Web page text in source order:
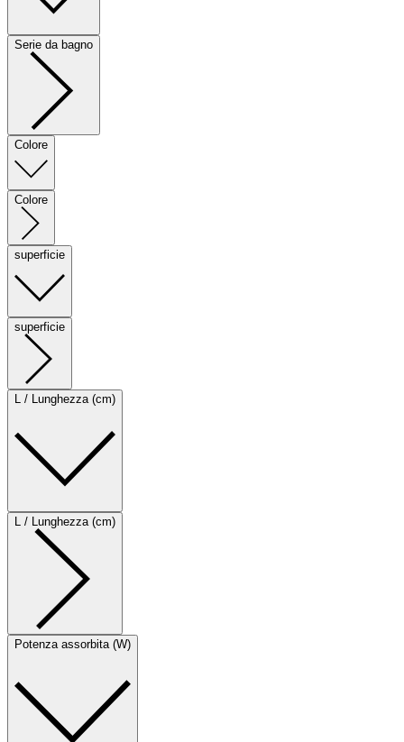
Serie da bagno
Colore
Colore
superficie
superficie
L / Lunghezza (cm)
L / Lunghezza (cm)
Potenza assorbita (W)